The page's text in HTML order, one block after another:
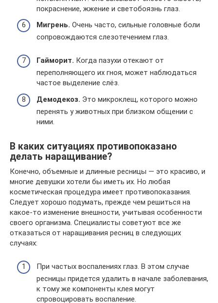
покраснение, жжение и светобоязнь глаз.
Мигрень. Очень часто, сильные головные боли
сопровождаются слезотечением глаз.
Гайморит. Когда пазухи отекают от
переполняющего их гноя, может наблюдаться
частое выделение слёз.
Демодекоз. Это микроклещ, которого можно
перенять у животных при близком общении с
ними.
В каких ситуациях противопоказано
делать наращивание?
Конечно, объемные и длинные ресницы — это красиво, и
многие девушки хотели бы иметь их. Но любая
косметическая процедура имеет противопоказания.
Следует хорошо подумать, прежде чем решиться на
какое-то изменение внешности, учитывая особенности
своего организма. Специалисты советуют все же
отказаться от наращивания ресниц в следующих
случаях:
При частых воспалениях глаз. В этом случае
ресницы придется удалить в начале заболевания,
к тому же компоненты клея могут
спровоцировать воспаление.